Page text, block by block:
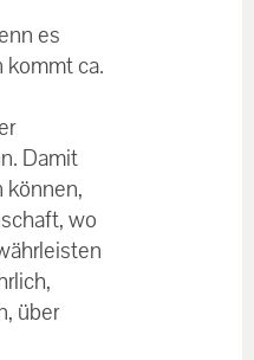
es
kommt ca.
Damit
können,
wo
über